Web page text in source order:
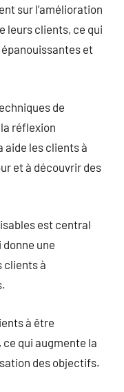
sur l’amélioration
leurs clients, ce qui
et
de
réflexion
aide les clients à
et à découvrir des
est central
une
clients à
à être
qui augmente la
des objectifs.